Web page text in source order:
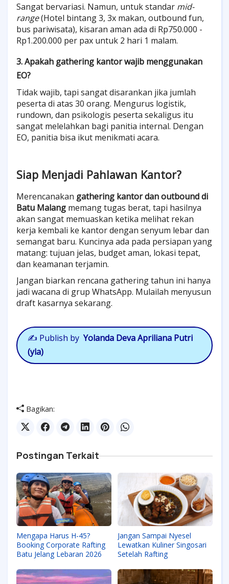
Sangat bervariasi. Namun, untuk standar mid-
range(Hotel bintang 3, 3x makan, outbound fun,
bus pariwisata), kisaran aman ada di Rp750.000 -
Rp1.200.000 per pax untuk 2 hari 1 malam.
3. Apakah gathering kantor wajib menggunakan
EO?
Tidak wajib, tapi sangat disarankan jika jumlah
peserta di atas 30 orang. Mengurus logistik,
rundown, dan psikologis peserta sekaligus itu
sangat melelahkan bagi panitia internal. Dengan
EO, panitia bisa ikut menikmati acara.
Siap Menjadi Pahlawan Kantor?
Merencanakan gathering kantor dan outbound di
Batu Malang memang tugas berat, tapi hasilnya
akan sangat memuaskan ketika melihat rekan
kerja kembali ke kantor dengan senyum lebar dan
semangat baru. Kuncinya ada pada persiapan yang
matang: tujuan jelas, budget aman, lokasi tepat,
dan keamanan terjamin.
Jangan biarkan rencana gathering tahun ini hanya
jadi wacana di grup WhatsApp. Mulailah menyusun
draft kasarnya sekarang.
✍️ Publish by Yolanda Deva Apriliana Putri
(yla)
Bagikan:
Postingan Terkait
Mengapa Harus H-45?
Booking Corporate Rafting
Batu Jelang Lebaran 2026
Jangan Sampai Nyesel
Lewatkan Kuliner Singosari
Setelah Rafting